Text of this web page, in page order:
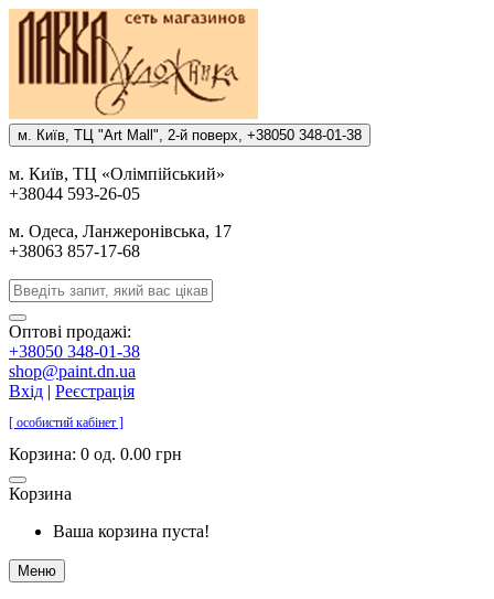
м. Киïв, ТЦ "Art Mall", 2-й поверх, +38050 348-01-38
м. Киïв, ТЦ «Олiмпiйський»
+38044 593-26-05
м. Одеса, Ланжеронiвська, 17
+38063 857-17-68
Оптові продажі:
+38050 348-01-38
shop@paint.dn.ua
Вхід | Реєстрація
[ особистий кабінет ]
Корзина: 0 од. 0.00 грн
Корзина
Ваша корзина пуста!
Меню